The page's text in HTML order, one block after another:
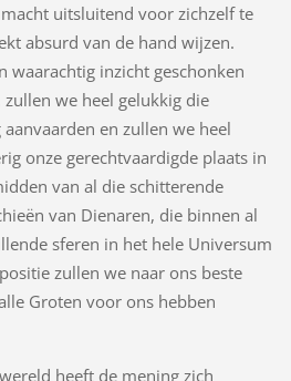
uitsluitend voor zichzelf te
absurd van de hand wijzen.
waarachtig inzicht geschonken
we heel gelukkig die
en zullen we heel
onze gerechtvaardigde plaats in
van al die schitterende
van Dienaren, die binnen al
sferen in het hele Universum
zullen we naar ons beste
Groten voor ons hebben
heeft de mening zich